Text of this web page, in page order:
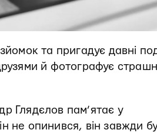
та пригадує давні
й фотографує
Глядєлов пам’ятає у
не опинився, він завжди